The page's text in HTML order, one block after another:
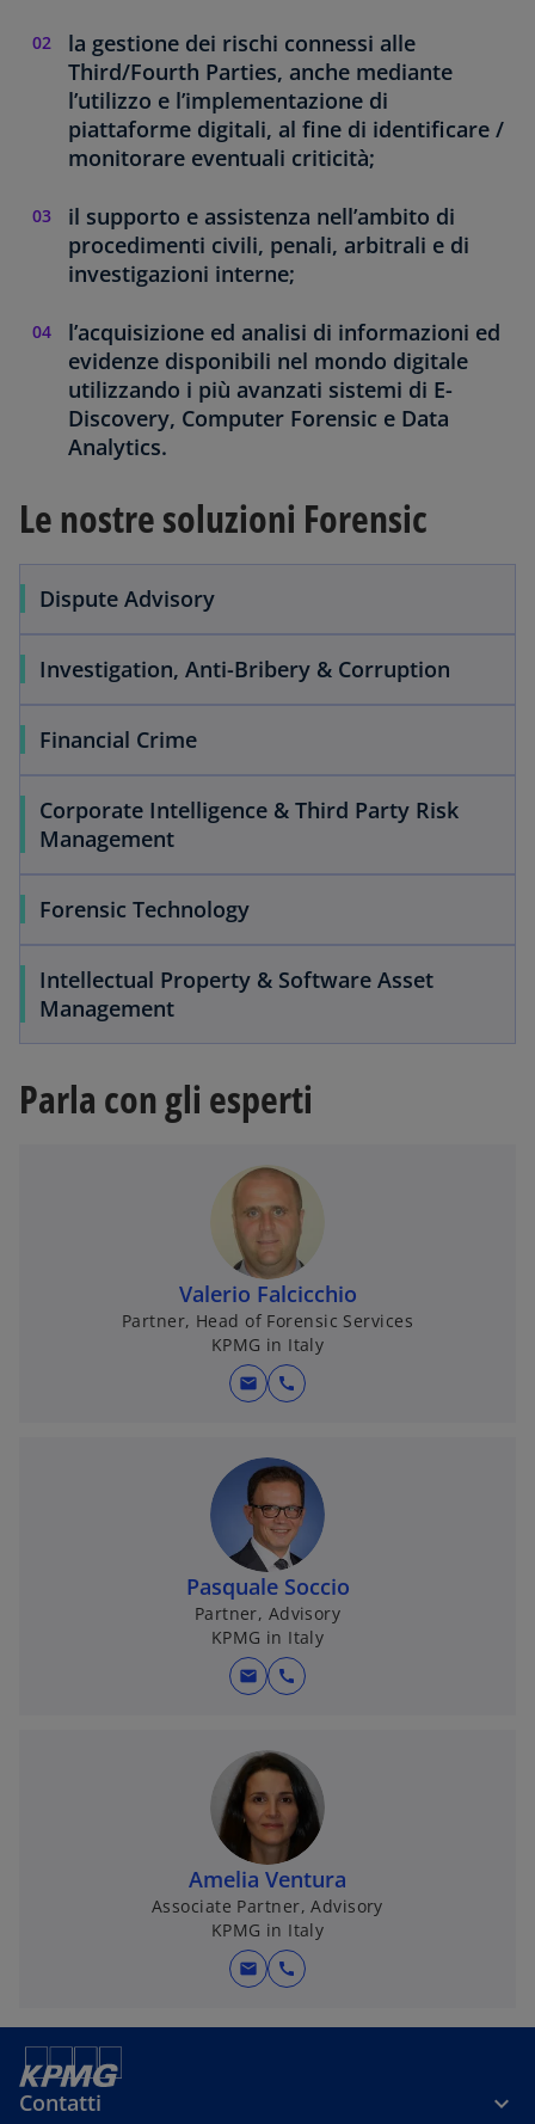
la gestione dei rischi connessi alle
Third/Fourth Parties, anche mediante
l’utilizzo e l’implementazione di
piattaforme digitali, al fine di identificare /
monitorare eventuali criticità;
il supporto e assistenza nell’ambito di
procedimenti civili, penali, arbitrali e di
investigazioni interne;
l’acquisizione ed analisi di informazioni ed
evidenze disponibili nel mondo digitale
utilizzando i più avanzati sistemi di E-
Discovery, Computer Forensic e Data
Analytics.
Le nostre soluzioni Forensic
Dispute Advisory
Investigation, Anti-Bribery & Corruption
Financial Crime
Corporate Intelligence & Third Party Risk
Management
Forensic Technology
Intellectual Property & Software Asset
Management
Parla con gli esperti
Valerio Falcicchio
Partner, Head of Forensic Services
KPMG in Italy
mail call
Pasquale Soccio
Partner, Advisory
KPMG in Italy
mail call
Amelia Ventura
Associate Partner, Advisory
KPMG in Italy
mail call
Contatti